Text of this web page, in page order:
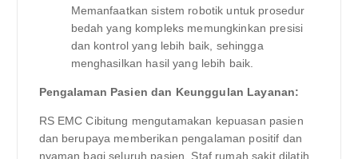
Memanfaatkan sistem robotik untuk prosedur
bedah yang kompleks memungkinkan presisi
dan kontrol yang lebih baik, sehingga
menghasilkan hasil yang lebih baik.
Pengalaman Pasien dan Keunggulan Layanan:
RS EMC Cibitung mengutamakan kepuasan pasien
dan berupaya memberikan pengalaman positif dan
nyaman bagi seluruh pasien. Staf rumah sakit dilatih